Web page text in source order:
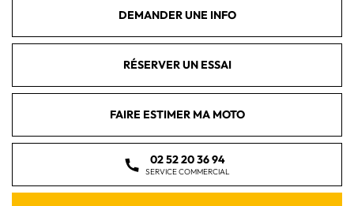
DEMANDER UNE INFO
RÉSERVER UN ESSAI
FAIRE ESTIMER MA MOTO
02 52 20 36 94
SERVICE COMMERCIAL